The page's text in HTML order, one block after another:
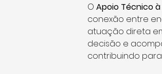
O Apoio Técnico
conexão entre
atuação direta
decisão e
contribuindo